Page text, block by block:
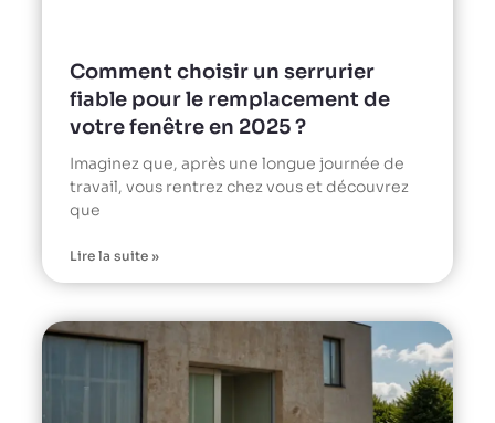
Comment choisir un serrurier
fiable pour le remplacement de
votre fenêtre en 2025 ?
Imaginez que, après une longue journée de
travail, vous rentrez chez vous et découvrez
que
Lire la suite »